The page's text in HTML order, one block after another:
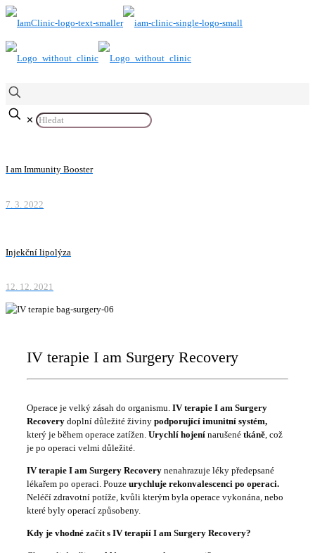
✕
I am Immunity Booster
7. 3. 2022
Injekční lipolýza
12. 12. 2021
IV terapie I am Surgery Recovery
Operace je velký zásah do organismu. IV terapie I am Surgery
Recovery doplní důležité živiny podporující imunitní systém,
který je během operace zatížen. Urychlí hojení narušené tkáně , což
je po operaci velmi důležité.
IV terapie I am Surgery Recovery nenahrazuje léky předepsané
lékařem po operaci. Pouze urychluje rekonvalescenci po operaci.
Neléčí zdravotní potíže, kvůli kterým byla operace vykonána, nebo
které byly operací způsobeny.
Kdy je vhodné začít s IV terapií I am Surgery Recovery?